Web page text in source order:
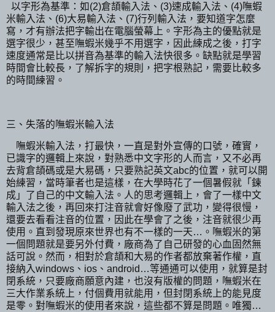
以字形為基準：如(2)倉頡輸入法、(3)速成輸入法、(4)嘸蝦
米輸入法、(6)大易輸入法、(7)行列輸入法，要知道字怎麼
寫，才有辦法把字輸出在電腦螢幕上。字形為主的優點就是
選字很少，甚至嘸蝦米幾乎不用選字，因此練成之後，打字
速度通常是比以拼音為基準的輸入法快很多。缺點就是學習
時間會比較長，了解拆字的規則，把字根熟記，需要比較多
的時間練習。
三、失落的嘸蝦米輸入法
嘸蝦米輸入法，打最快，一直是對外宣傳的口號，確實，
已識字的邏輯上來說，對熟悉中文字形的人而言，又不必再
去背倉頡碼或是大易碼，只要熟記英文abc的位置，就可以開
始練習，當時筆者也是這樣，在大學時花了一個暑假就「鍊
成」了自己的中文輸入法。人的思考邏輯上，會了一樣中文
輸入法之後，再回來打注音就會好像廢了武功，變得很慢，
還要去看看注音的位置，因此在學會了之後，注音就很少再
使用。直到發現原來世界也有不一樣的一天…。嘸蝦米的第
一個問題就是要另外付費，廠商為了自己研發的心血固然無
話可說。然而，相對於倉頡和大易的作者都放棄著作權，直
接納入windows、ios、android…等通通可以使用，就算是封
閉系統，只要廠商願意內建，也沒有版權的問題，嘸蝦米在
三大作業系統上，付個費用就能用，但封閉系統上的能見度
是零。對嘸蝦米的使用者來說，這些都不算是問題。唯獨…